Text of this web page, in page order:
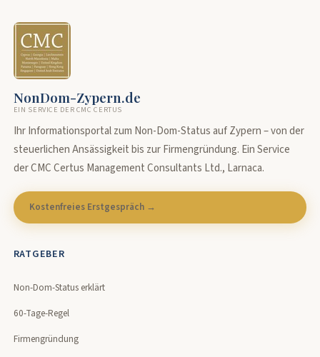
NonDom-Zypern.de
EIN SERVICE DER CMC CERTUS
Ihr Informationsportal zum Non-Dom-Status auf Zypern – von der
steuerlichen Ansässigkeit bis zur Firmengründung. Ein Service
der CMC Certus Management Consultants Ltd., Larnaca.
Kostenfreies Erstgespräch →
RATGEBER
Non-Dom-Status erklärt
60-Tage-Regel
Firmengründung